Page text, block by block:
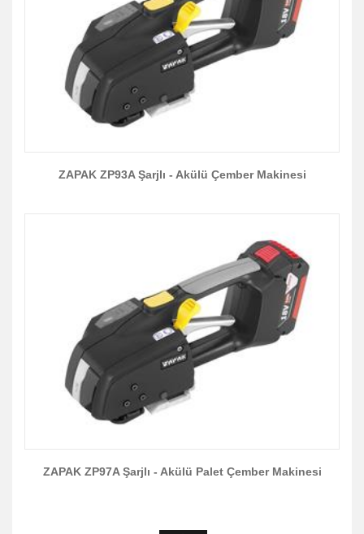
ZAPAK ZP93A Şarjlı - Akülü Çember Makinesi
ZAPAK ZP97A Şarjlı - Akülü Palet Çember Makinesi